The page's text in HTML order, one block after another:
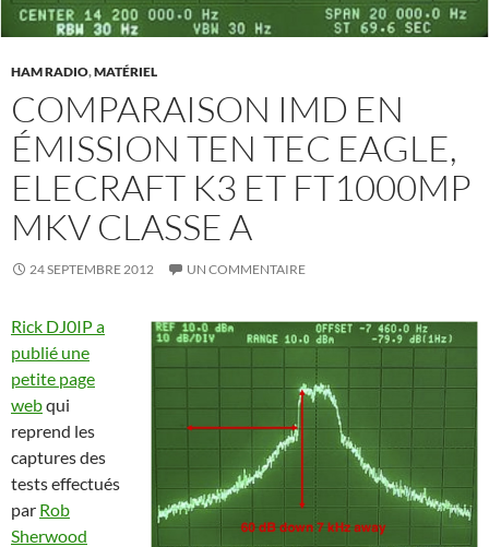
HAM RADIO,MATÉRIEL
COMPARAISON IMD EN
ÉMISSION TEN TEC EAGLE,
ELECRAFT K3 ET FT1000MP
MKV CLASSE A
24 SEPTEMBRE 2012 UN COMMENTAIRE
Rick DJ0IP a
publié une
petite page
webqui
reprend les
captures des
tests effectués
par Rob
Sherwood